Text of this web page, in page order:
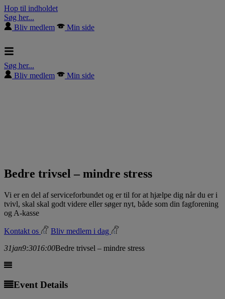
Hop til indholdet
Søg her...
Bliv medlem
Min side
Søg her...
Bliv medlem
Min side
Bedre trivsel – mindre stress
Vi er en del af serviceforbundet og er til for at hjælpe dig når du er i
tvivl, skal skal godt videre eller søger nyt, både som din fagforening
og A-kasse
Kontakt os
Bliv medlem i dag
31jan9:3016:00Bedre trivsel – mindre stress
Event Details